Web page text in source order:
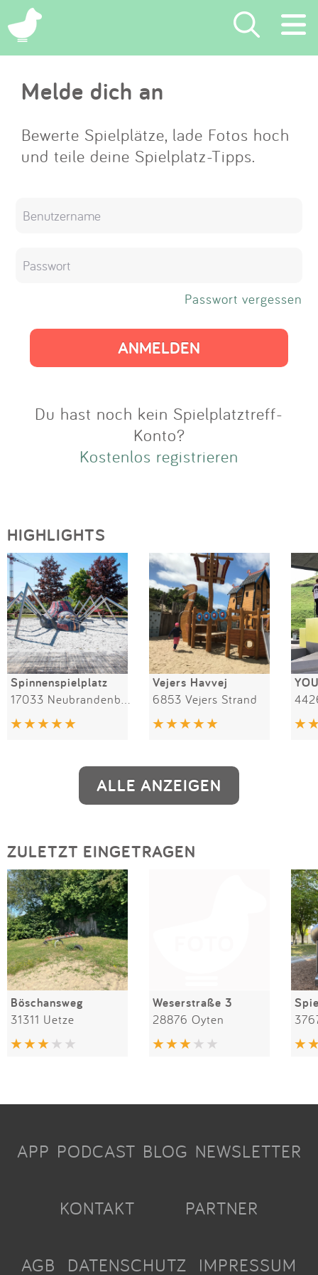
×
Suchen
Eintragen
App
Melde dich an
Bewerte Spielplätze, lade Fotos hoch
und teile deine Spielplatz-Tipps.
Passwort vergessen
Du hast noch kein Spielplatztreff-
Konto?
Kostenlos registrieren
HIGHLIGHTS
Spinnenspielplatz Vejers Havvej
6853 Vejers Strand
ALLE ANZEIGEN
ZULETZT EINGETRAGEN
Böschansweg
31311 Uetze
Weserstraße 3
28876 Oyten
APP PODCAST BLOG NEWSLETTER
KONTAKT PARTNER
AGB DATENSCHUTZ IMPRESSUM